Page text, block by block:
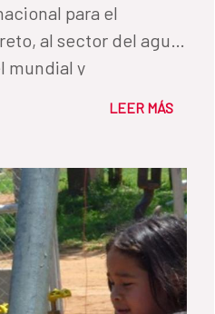
para el
al sector del agua
mundial y
Latina.
LEER MÁS